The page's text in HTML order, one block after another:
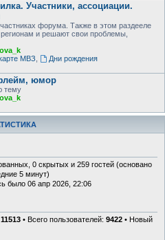
Участники, ассоциации.
форума. Также в этом раздееле
и решают свои проблемы,
МВЗ
Дни рождения
юмор
тему
0 скрытых и 259 гостей (основано
5 минут)
было 06 апр 2026, 22:06
11513 • Всего пользователей: 9422 • Новый